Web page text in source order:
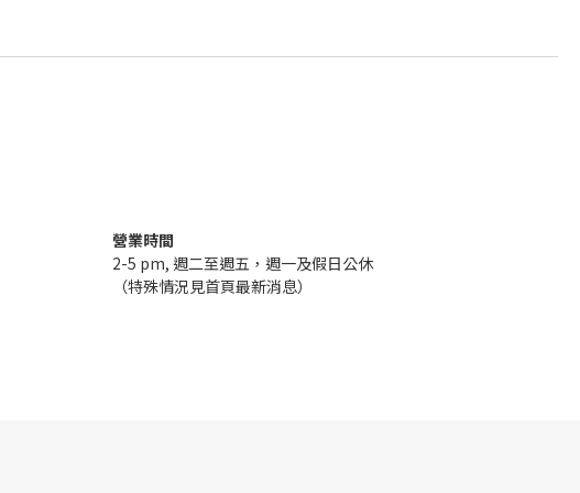
營業時間
2-5 pm, 週二至週五，週一及假日公休
（特殊情況見首頁最新消息）